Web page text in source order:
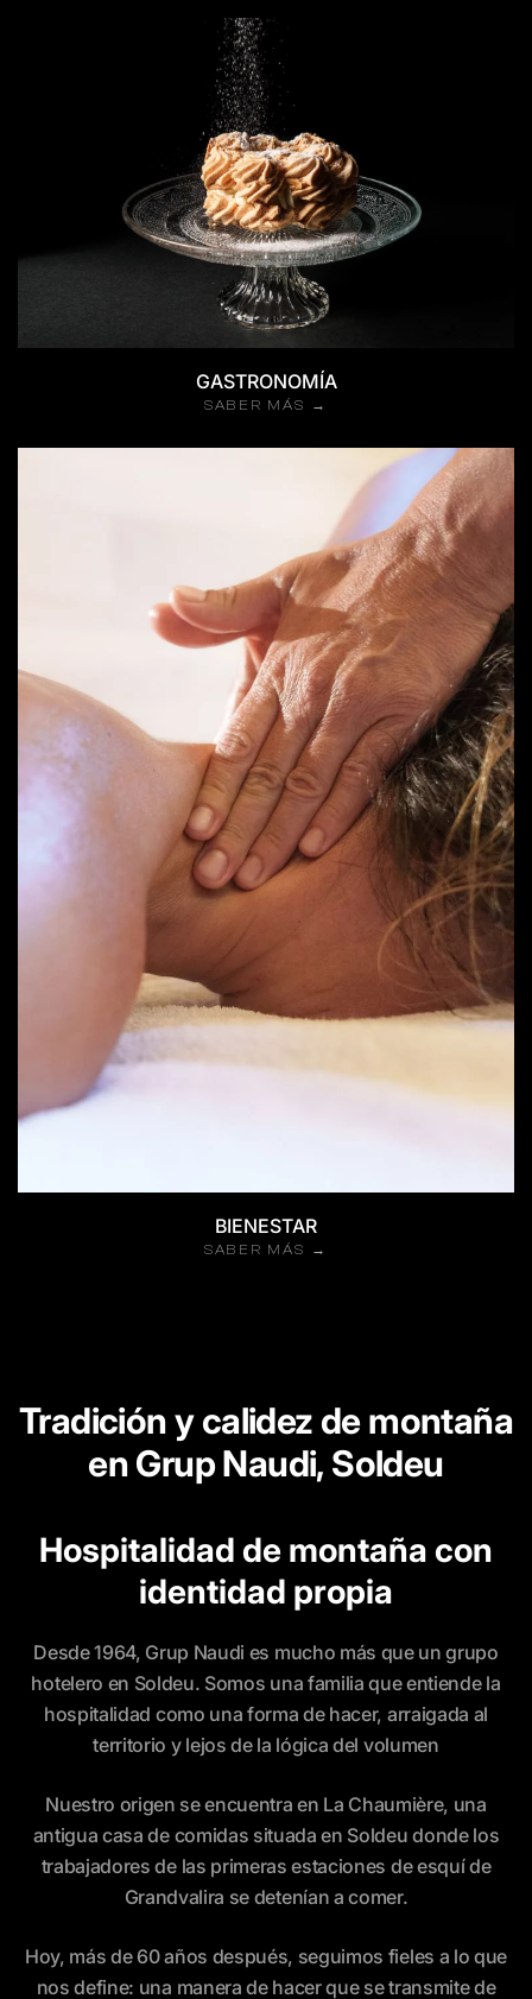
GASTRONOMÍA
SABER MÁS →
BIENESTAR
SABER MÁS →
Tradición y calidez de montaña
en Grup Naudi, Soldeu
Hospitalidad de montaña con
identidad propia
Desde 1964, Grup Naudi es mucho más que un grupo
hotelero en Soldeu. Somos una familia que entiende la
hospitalidad como una forma de hacer, arraigada al
territorio y lejos de la lógica del volumen
Nuestro origen se encuentra en La Chaumière, una
antigua casa de comidas situada en Soldeu donde los
trabajadores de las primeras estaciones de esquí de
Grandvalira se detenían a comer.
Hoy, más de 60 años después, seguimos fieles a lo que
nos define: una manera de hacer que se transmite de